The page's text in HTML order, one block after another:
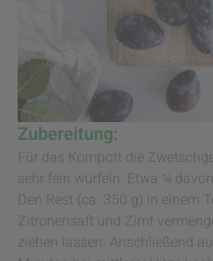
Zubereitung:
Für das Kompott die
sehr fein würfeln. Etwa ¼
Den Rest (ca. 350 g) in einem
Zitronensaft und Zimt
ziehen lassen. Anschließend